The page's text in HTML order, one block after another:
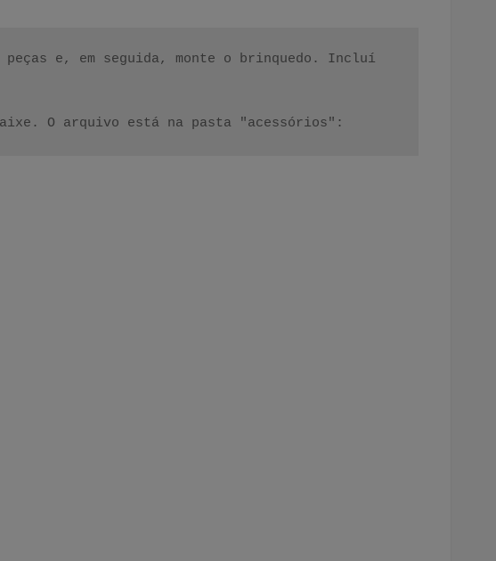
e, em seguida, monte o brinquedo. Incluí
O arquivo está na pasta "acessórios":